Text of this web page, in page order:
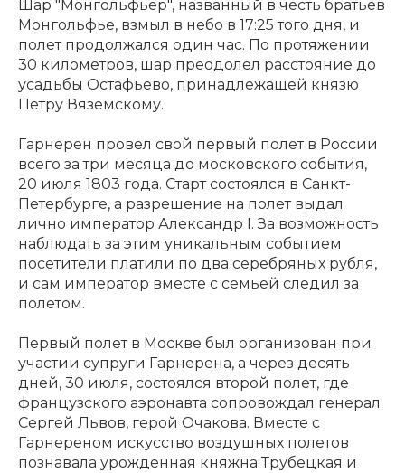
Шар "Монгольфьер", названный в честь братьев
Монгольфье, взмыл в небо в 17:25 того дня, и
полет продолжался один час. По протяжении
30 километров, шар преодолел расстояние до
усадьбы Остафьево, принадлежащей князю
Петру Вяземскому.
Гарнерен провел свой первый полет в России
всего за три месяца до московского события,
20 июля 1803 года. Старт состоялся в Санкт-
Петербурге, а разрешение на полет выдал
лично император Александр I. За возможность
наблюдать за этим уникальным событием
посетители платили по два серебряных рубля,
и сам император вместе с семьей следил за
полетом.
Первый полет в Москве был организован при
участии супруги Гарнерена, а через десять
дней, 30 июля, состоялся второй полет, где
французского аэронавта сопровождал генерал
Сергей Львов, герой Очакова. Вместе с
Гарнереном искусство воздушных полетов
познавала урожденная княжна Трубецкая и